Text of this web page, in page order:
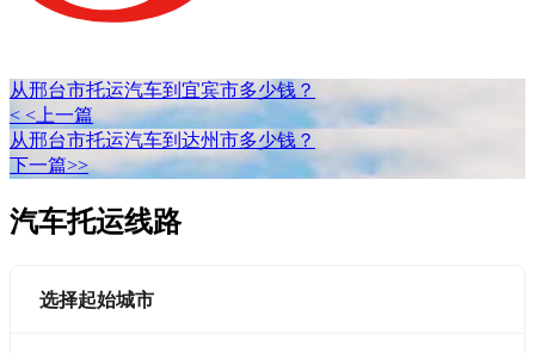
从邢台市托运汽车到宜宾市多少钱？
< <上一篇
从邢台市托运汽车到达州市多少钱？
下一篇>>
汽车托运线路
选择起始城市